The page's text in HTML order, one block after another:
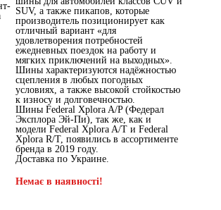
SUV, а также пикапов, которые
производитель позиционирует как
отличный вариант «для
удовлетворения потребностей
ежедневных поездок на работу и
мягких приключений на выходных».
Шины характеризуются надёжностью
сцепления в любых погодных
условиях, а также высокой стойкостью
к износу и долговечностью.
Шины Federal Xplora A/P (Федерал
Эксплора Эй-Пи), так же, как и
модели Federal Xplora A/T и Federal
Xplora R/T, появились в ассортименте
бренда в 2019 году.
Доставка по Украине.
Немає в наявності!